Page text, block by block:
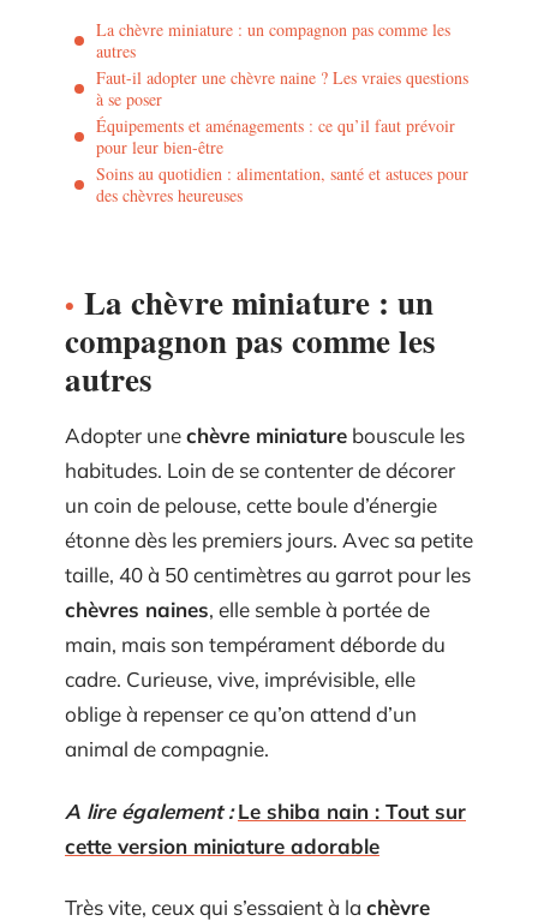
La chèvre miniature : un compagnon pas comme les
autres
Faut-il adopter une chèvre naine ? Les vraies questions
à se poser
Équipements et aménagements : ce qu’il faut prévoir
pour leur bien-être
Soins au quotidien : alimentation, santé et astuces pour
des chèvres heureuses
La chèvre miniature : un
compagnon pas comme les
autres
Adopter unechèvre miniature bouscule les
habitudes. Loin de se contenter de décorer
un coin de pelouse, cette boule d’énergie
étonne dès les premiers jours. Avec sa petite
taille, 40 à 50 centimètres au garrot pour les
chèvres naines, elle semble à portée de
main, mais son tempérament déborde du
cadre. Curieuse, vive, imprévisible, elle
oblige à repenser ce qu’on attend d’un
animal de compagnie.
A lire également : Le shiba nain : Tout sur
cette version miniature adorable
Très vite, ceux qui s’essaient à la chèvre